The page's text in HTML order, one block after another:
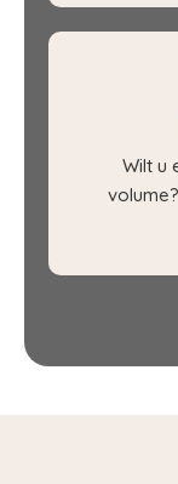
Wilt u